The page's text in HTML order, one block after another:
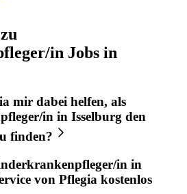
in Jobs in
mir dabei helfen, als
in in Isselburg den
finden?
in in
von Pflegia kostenlos